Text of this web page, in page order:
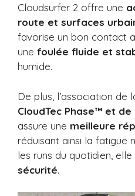
Cloudsurfer 2 offre une
route et surfaces
favorise un bon contact
une foulée fluide et
humide.
De plus, l’association de
CloudTec Phase™ et
assure une meilleure
réduisant ainsi la fatigue
les runs du quotidien, elle
sécurité.